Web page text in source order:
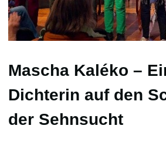
Mascha Kaléko –
Dichterin auf den
der Sehnsucht